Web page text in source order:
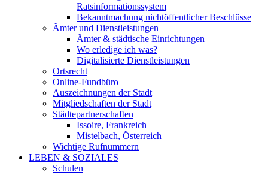
Ratsinformationssystem
Bekanntmachung nichtöffentlicher Beschlüsse
Ämter und Dienstleistungen
Ämter & städtische Einrichtungen
Wo erledige ich was?
Digitalisierte Dienstleistungen
Ortsrecht
Online-Fundbüro
Auszeichnungen der Stadt
Mitgliedschaften der Stadt
Städtepartnerschaften
Issoire, Frankreich
Mistelbach, Österreich
Wichtige Rufnummern
LEBEN & SOZIALES
Schulen